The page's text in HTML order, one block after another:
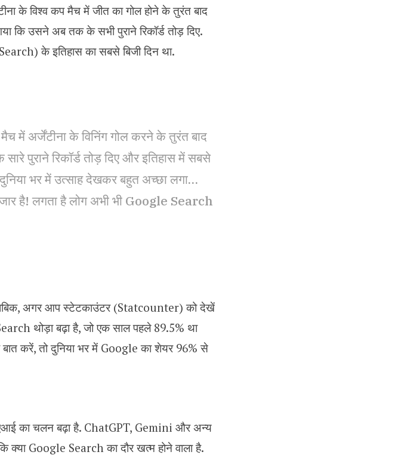
के विश्व कप मैच में जीत का गोल होने के तुरंत बाद
कि उसने अब तक के सभी पुराने रिकॉर्ड तोड़ दिए.
के इतिहास का सबसे बिजी दिन था.
में अर्जेंटीना के विनिंग गोल करने के तुरंत बाद
पुराने रिकॉर्ड तोड़ दिए और इतिहास में सबसे
भर में उत्साह देखकर बहुत अच्छा लगा…
है! लगता है लोग अभी भी Google Search
अगर आप स्टेटकाउंटर (Statcounter) को देखें
थोड़ा बढ़ा है, जो एक साल पहले 89.5% था
करें, तो दुनिया भर में Google का शेयर 96% से
का चलन बढ़ा है. ChatGPT, Gemini और अन्य
Google Search का दौर खत्म होने वाला है.